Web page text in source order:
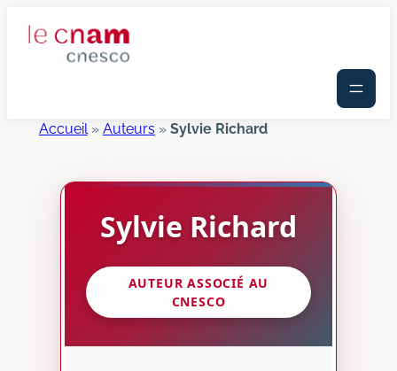
Accueil» Auteurs» Sylvie Richard
Sylvie Richard
AUTEUR ASSOCIÉ AU
CNESCO